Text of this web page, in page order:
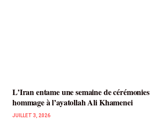
L’Iran entame une semaine de
hommage à l’ayatollah Ali Khamenei
JUILLET 3, 2026